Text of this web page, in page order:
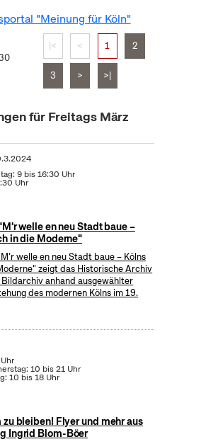
"Meinung für Köln"
|< < 1 2
3 > >|
für Freitags März
9 bis 16:30 Uhr
Uhr
welle en neu Stadt baue –
in die Moderne"
welle en neu Stadt baue – Kölns
zeigt das Historische Archiv
anhand ausgewählter
des modernen Kölns im 19.
10 bis 21 Uhr
10 bis 18 Uhr
bleiben! Flyer und mehr aus
Ingrid Blom-Böer